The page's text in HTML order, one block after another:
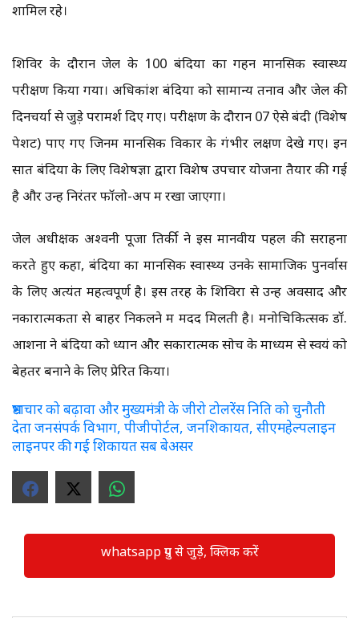
शामिल रहे।
शिविर के दौरान जेल के 100 बंदियों का गहन मानसिक स्वास्थ्य
परीक्षण किया गया। अधिकांश बंदियों को सामान्य तनाव और जेल की
दिनचर्या से जुड़े परामर्श दिए गए। परीक्षण के दौरान 07 ऐसे बंदी (विशेष
पेशेंट) पाए गए जिनमें मानसिक विकार के गंभीर लक्षण देखे गए। इन
सात बंदियों के लिए विशेषज्ञों द्वारा विशेष उपचार योजना तैयार की गई
है और उन्हें निरंतर फॉलो-अप में रखा जाएगा।
जेल अधीक्षक अश्वनी पूजा तिर्की ने इस मानवीय पहल की सराहना
करते हुए कहा, बंदियों का मानसिक स्वास्थ्य उनके सामाजिक पुनर्वास
के लिए अत्यंत महत्वपूर्ण है। इस तरह के शिविरों से उन्हें अवसाद और
नकारात्मकता से बाहर निकलने में मदद मिलती है। मनोचिकित्सक डॉ.
आशना ने बंदियों को ध्यान और सकारात्मक सोच के माध्यम से स्वयं को
बेहतर बनाने के लिए प्रेरित किया।
भ्रष्टाचार को बढ़ावा और मुख्यमंत्री के जीरो टोलरेंस निति को चुनौती
देता जनसंपर्क विभाग, पीजीपोर्टल, जनशिकायत, सीएमहेल्पलाइन
लाइनपर की गई शिकायत सब बेअसर
whatsapp ग्रुप से जुड़े, क्लिक करें